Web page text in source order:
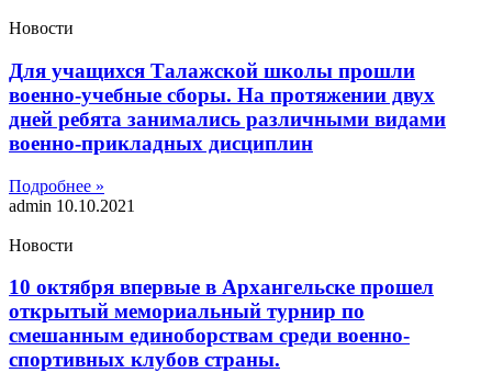
Новости
Для учащихся Талажской школы прошли
военно-учебные сборы. На протяжении двух
дней ребята занимались различными видами
военно-прикладных дисциплин
Подробнее »
admin 10.10.2021
Новости
10 октября впервые в Архангельске прошел
открытый мемориальный турнир по
смешанным единоборствам среди военно-
спортивных клубов страны.